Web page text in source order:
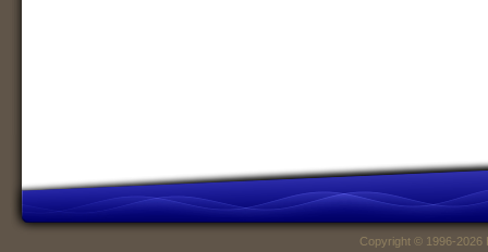
Copyright © 1996-2026